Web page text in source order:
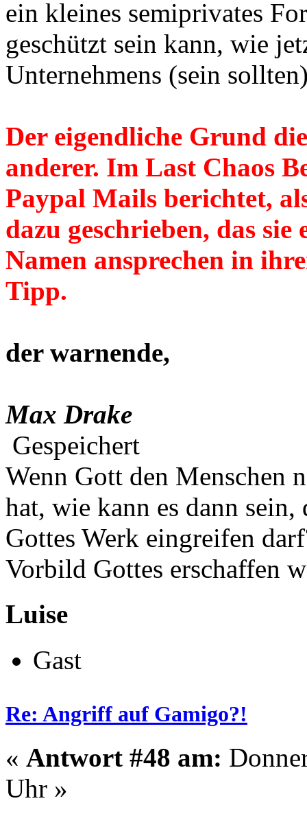
ein kleines semiprivates
geschützt sein kann, wie
Unternehmens (sein
Der eigendliche Grund
anderer. Im Last Chaos
Paypal Mails berichtet,
dazu geschrieben, das
Namen ansprechen in
Tipp.
der warnende,
Max Drake
Gespeichert
Wenn Gott den Menschen
hat, wie kann es dann
Gottes Werk eingreifen
Vorbild Gottes erschaffen
Luise
Gast
Re: Angriff auf Gamigo?!
« Antwort #48 am:
Uhr »